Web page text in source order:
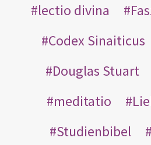
lectio divina
Codex Sinaiticus
Douglas Stuart
meditatio
Studienbibel